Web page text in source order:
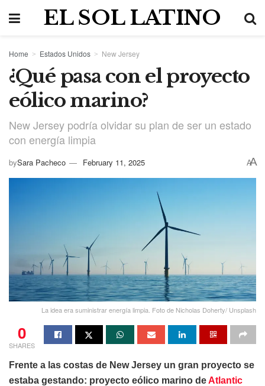
EL SOL LATINO
Home Estados Unidos New Jersey
¿Qué pasa con el proyecto
eólico marino?
New Jersey podría olvidar su plan de ser un estado
con energía limpia
bySara Pacheco February 11, 2025 AA
La idea era suministrar energía limpia. Foto de Nicholas Doherty/ Unsplash
0
SHARES
Frente a las costas de New Jersey un gran proyecto se
estaba gestando: proyecto eólico marino deAtlantic